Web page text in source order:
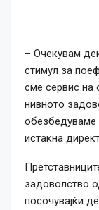
– Очекувам
стимул за
сме сервис на
нивното
обезбедуваме
истакна
задоволство
посочувајќи